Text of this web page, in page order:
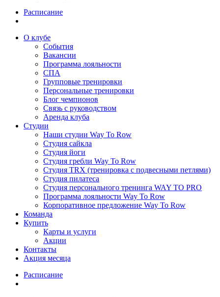
Расписание
О клубе
События
Вакансии
Программа лояльности
СПА
Групповые тренировки
Персональные тренировки
Блог чемпионов
Связь с руководством
Аренда клуба
Студии
Наши студии Way To Row
Студия сайкла
Студия йоги
Студия гребли Way To Row
Студия TRX (тренировка с подвесными петлями)
Студия пилатеса
Студия персонального тренинга WAY TO PRO
Программа лояльности Way To Row
Корпоративное предложение Way To Row
Команда
Купить
Карты и услуги
Акции
Контакты
Акция месяца
Расписание